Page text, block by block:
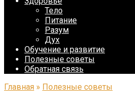
Тело
Питание
Разум
Дух
Обучение и развитие
Полезные советы
Обратная связь
Главная » Полезные советы